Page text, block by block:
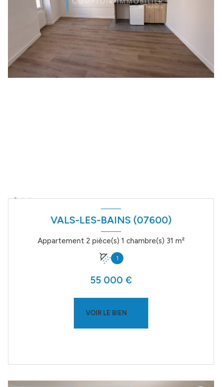
VALS-LES-BAINS (07600)
Appartement 2 pièce(s) 1 chambre(s) 31 m²
1
55 000 €
VOIR LE BIEN